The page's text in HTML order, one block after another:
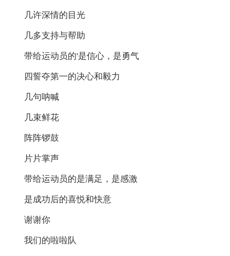
几许深情的目光
几多支持与帮助
带给运动员的'是信心，是勇气
四誓夺第一的决心和毅力
几句呐喊
几束鲜花
阵阵锣鼓
片片掌声
带给运动员的是满足，是感激
是成功后的喜悦和快意
谢谢你
我们的啦啦队